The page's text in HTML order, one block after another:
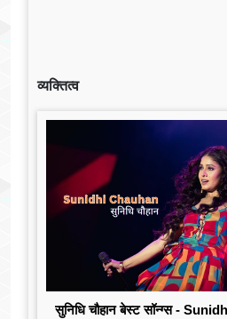
व्यक्तित्व
सुनिधि चौहान बेस्ट सॉन्ग्स -